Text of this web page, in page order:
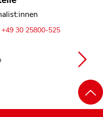
+49 30 25800-525
Digitales
+49 30 25800-0